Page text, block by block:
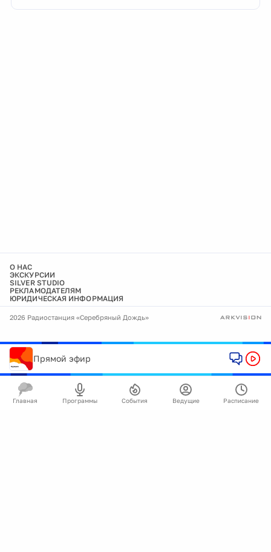
О НАС
ЭКСКУРСИИ
SILVER STUDIO
РЕКЛАМОДАТЕЛЯМ
ЮРИДИЧЕСКАЯ ИНФОРМАЦИЯ
2026 Радиостанция «Серебряный Дождь»
Прямой эфир
Главная Программы События Ведущие Расписание